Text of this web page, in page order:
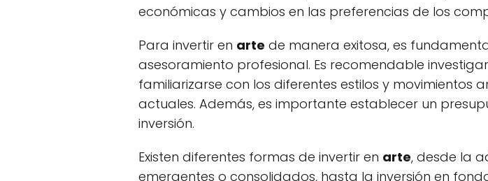
económicas y cambios en las preferencias de los
Para invertir en arte de manera exitosa, es
asesoramiento profesional. Es recomendable
familiarizarse con los diferentes estilos y movimientos
actuales. Además, es importante establecer un
inversión.
Existen diferentes formas de invertir en arte, desde la
emergentes o consolidados, hasta la inversión en